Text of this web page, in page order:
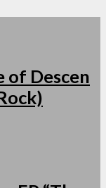
of Descen